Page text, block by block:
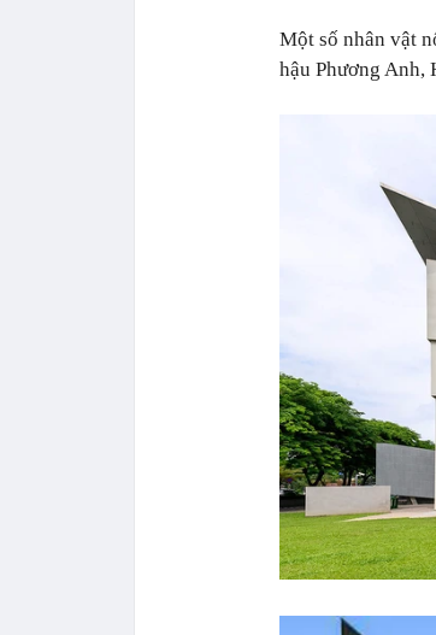
Một số nhân vật
hậu Phương Anh,